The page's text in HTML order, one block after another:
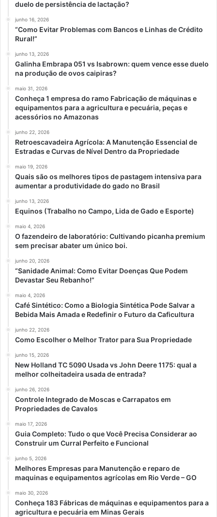
duelo de persistência de lactação?
junho 16, 2026
“Como Evitar Problemas com Bancos e Linhas de Crédito
Rural!”
junho 13, 2026
Galinha Embrapa 051 vs Isabrown: quem vence esse duelo
na produção de ovos caipiras?
maio 31, 2026
Conheça 1 empresa do ramo Fabricação de máquinas e
equipamentos para a agricultura e pecuária, peças e
acessórios no Amazonas
junho 22, 2026
Retroescavadeira Agrícola: A Manutenção Essencial de
Estradas e Curvas de Nível Dentro da Propriedade
maio 19, 2026
Quais são os melhores tipos de pastagem intensiva para
aumentar a produtividade do gado no Brasil
junho 13, 2026
Equinos (Trabalho no Campo, Lida de Gado e Esporte)
maio 4, 2026
O fazendeiro de laboratório: Cultivando picanha premium
sem precisar abater um único boi.
junho 20, 2026
“Sanidade Animal: Como Evitar Doenças Que Podem
Devastar Seu Rebanho!”
maio 4, 2026
Café Sintético: Como a Biologia Sintética Pode Salvar a
Bebida Mais Amada e Redefinir o Futuro da Caficultura
junho 22, 2026
Como Escolher o Melhor Trator para Sua Propriedade
junho 15, 2026
New Holland TC 5090 Usada vs John Deere 1175: qual a
melhor colheitadeira usada de entrada?
junho 26, 2026
Controle Integrado de Moscas e Carrapatos em
Propriedades de Cavalos
maio 17, 2026
Guia Completo: Tudo o que Você Precisa Considerar ao
Construir um Curral Perfeito e Funcional
junho 5, 2026
Melhores Empresas para Manutenção e reparo de
maquinas e equipamentos agrícolas em Rio Verde – GO
maio 30, 2026
Conheça 183 Fábricas de máquinas e equipamentos para a
agricultura e pecuária em Minas Gerais